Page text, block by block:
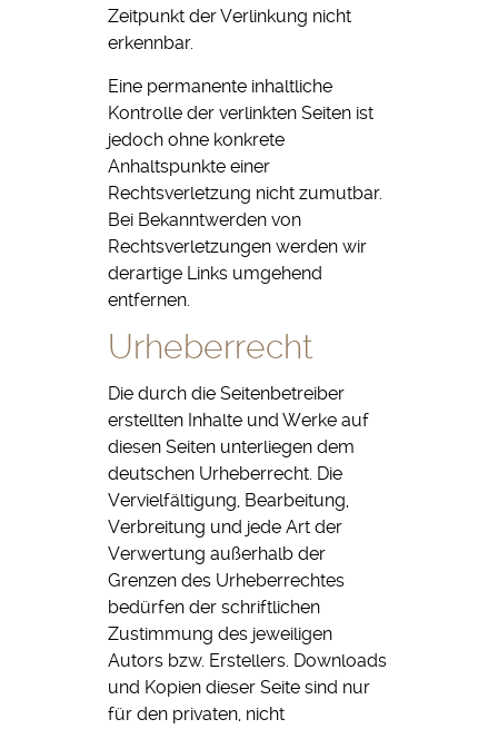
Zeitpunkt der Verlinkung nicht
erkennbar.
Eine permanente inhaltliche
Kontrolle der verlinkten Seiten ist
jedoch ohne konkrete
Anhaltspunkte einer
Rechtsverletzung nicht zumutbar.
Bei Bekanntwerden von
Rechtsverletzungen werden wir
derartige Links umgehend
entfernen.
Urheberrecht
Die durch die Seitenbetreiber
erstellten Inhalte und Werke auf
diesen Seiten unterliegen dem
deutschen Urheberrecht. Die
Vervielfältigung, Bearbeitung,
Verbreitung und jede Art der
Verwertung außerhalb der
Grenzen des Urheberrechtes
bedürfen der schriftlichen
Zustimmung des jeweiligen
Autors bzw. Erstellers. Downloads
und Kopien dieser Seite sind nur
für den privaten, nicht